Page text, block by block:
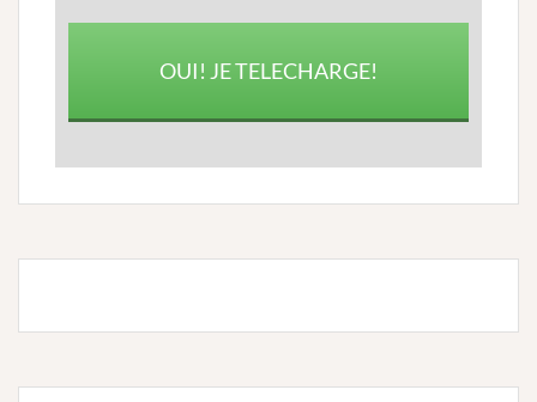
OUI! JE TELECHARGE!